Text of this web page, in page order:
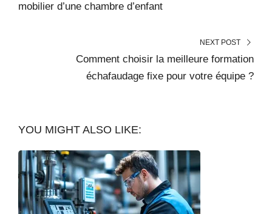
mobilier d’une chambre d’enfant
NEXT POST
Comment choisir la meilleure formation
échafaudage fixe pour votre équipe ?
YOU MIGHT ALSO LIKE: